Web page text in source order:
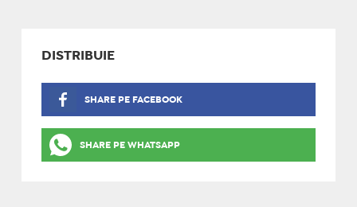
DISTRIBUIE
SHARE PE FACEBOOK
SHARE PE WHATSAPP